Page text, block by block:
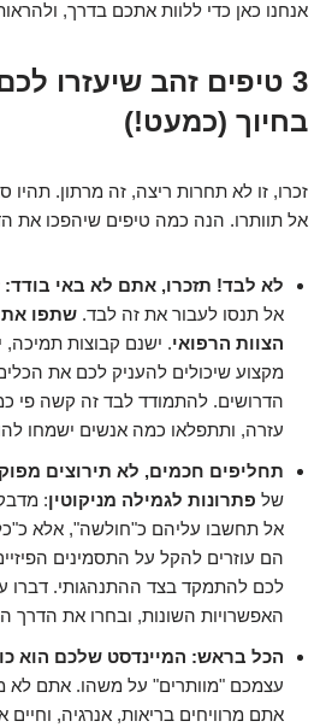
אנחנו כאן כדי ללוות אתכם בדרך,
3 טיפים זהב שיעזרו
בחיוך (כמעט!)
זכרו, זו לא תחרות ריצה, זה מרתון.
אל תוותרו. הנה כמה טיפים שיהפכו את
לא לבד! תזכרו, אתם לא באי בודד:
אל תנסו לעבור את זה לבד. שתפו
הצוות הרפואי. ישנם קבוצות תמיכה,
מקצוע שיכולים להעניק לכם את
הדרושים. להתמודד לבד זה קשה פי
עזרה, ותתפלאו כמה אנשים ישמחו
תחליפים חכמים, לא תירוצים
של פתרונות לגמילה מניקוטין:
אל תחשבו עליהם כ"חולשה", אלא
הם עוזרים להקל על התסמינים
לכם להתמקד בצד ההתנהגותי. דברו
האפשרויות השונות, ובחרו את הדרך
הכל בראש: המיינדסט שלכם הוא
עצמכם "מוותרים" על משהו. אתם לא
אתם מרוויחים בריאות, אנרגיה, וחיים